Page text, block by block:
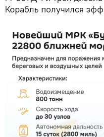
Корабль получился